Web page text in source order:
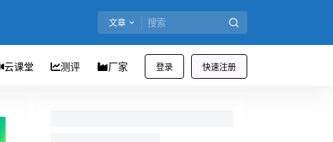
文章
登录 快速注册
云课堂 测评 厂家